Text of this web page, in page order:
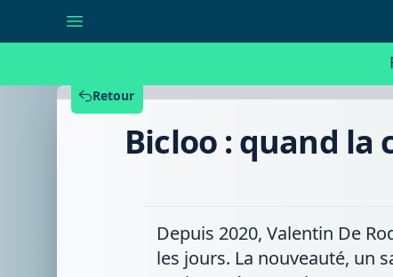
Retour
Bicloo : quand
Depuis 2020, Valentin De
les jours. La nouveauté, un